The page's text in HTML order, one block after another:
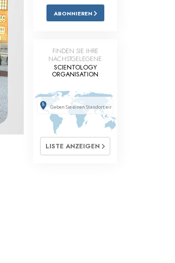
Antworten auf das Drogenproblem
Kinder
Werkzeuge für den Arbeitsplatz
Ethik und die Zustände
Die Ursache von Unterdrückung
Ermittlungen
Grundlagen des Organisierens
Die Grundlagen von Public Relations
ABONNIEREN
FINDEN SIE IHRE
NÄCHSTGELEGENE
SCIENTOLOGY
ORGANISATION
LISTE ANZEIGEN